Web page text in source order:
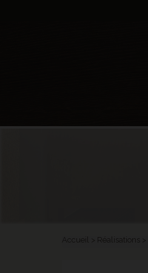
Accueil Réalisations